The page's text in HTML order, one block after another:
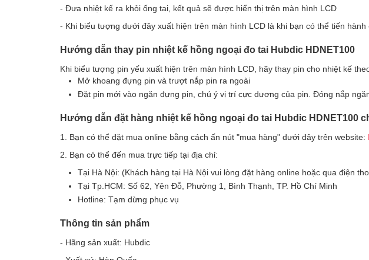
- Đưa nhiệt kế ra khỏi ống tai, kết quả sẽ được hiển thị trên màn hình LCD
- Khi biểu tượng dưới đây xuất hiện trên màn hình LCD là khi bạn có thể tiến hành
Hướng dẫn thay pin nhiệt kế hồng ngoại đo tai Hubdic HDNET100
Khi biểu tượng pin yếu xuất hiện trên màn hình LCD, hãy thay pin cho nhiệt kế
Mở khoang đựng pin và trượt nắp pin ra ngoài
Đặt pin mới vào ngăn đựng pin, chú ý vị trí cực dương của pin. Đóng nắp
Hướng dẫn đặt hàng nhiệt kế hồng ngoại đo tai Hubdic HDNET100
1. Bạn có thể đặt mua online bằng cách ấn nút "mua hàng" dưới đây trên website:
2. Bạn có thể đến mua trực tiếp tại địa chỉ:
Tại Hà Nội: (Khách hàng tại Hà Nội vui lòng đặt hàng online hoặc qua điện
Tại Tp.HCM: Số 62, Yên Đỗ, Phường 1, Bình Thạnh, TP. Hồ Chí Minh
Hotline: Tạm dừng phục vụ
Thông tin sản phẩm
- Hãng sản xuất: Hubdic